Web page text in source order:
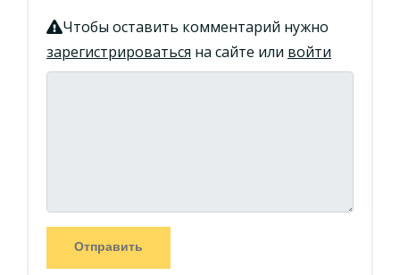
Чтобы оставить комментарий нужно
зарегистрироваться на сайте или войти
Отправить